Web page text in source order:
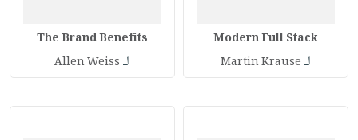
Modern Full Stack
لـ Martin Krause
The Brand Benefits
لـ Allen Weiss